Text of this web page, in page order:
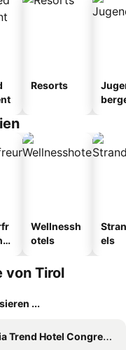
Resorts
Wellnessh
otels
els
von Tirol
...
Hotel Congress Innsbruck